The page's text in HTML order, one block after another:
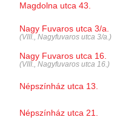
Magdolna utca 43.
Nagy Fuvaros utca 3/a.
(VIII., Nagyfuvaros utca 3/a.)
Nagy Fuvaros utca 16.
(VIII., Nagyfuvaros utca 16.)
Népszínház utca 13.
Népszínház utca 21.